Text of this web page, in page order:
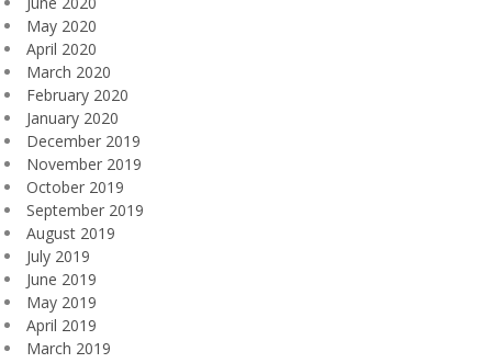
May 2020
April 2020
March 2020
February 2020
January 2020
December 2019
November 2019
October 2019
September 2019
August 2019
July 2019
June 2019
May 2019
April 2019
March 2019